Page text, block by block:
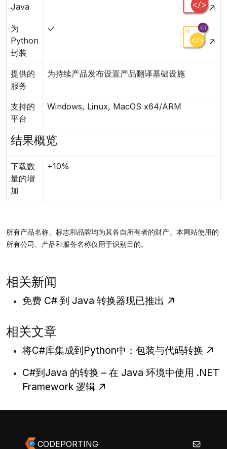
Java
为
Python
封装
提供的
服务
为持续产品发布设置产品翻译基础设施
支持的
平台
Windows, Linux, MacOS x64/ARM
结果概览
下载数
量的增
加
+10%
所有产品名称、标志和品牌均为其各自所有者的财产。本网站使用的
所有公司、产品和服务名称仅用于识别目的。
相关新闻
免费 C# 到 Java 转换器现已推出
相关文章
将C#库集成到Python中：包装与代码转换
C#到Java 的转换 – 在 Java 环境中使用 .NET
Framework 逻辑
CODEPORTING